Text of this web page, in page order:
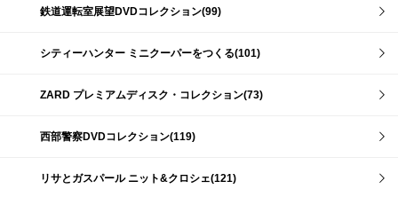
鉄道運転室展望DVDコレクション(99)
シティーハンター ミニクーパーをつくる(101)
ZARD プレミアムディスク・コレクション(73)
西部警察DVDコレクション(119)
リサとガスパール ニット&クロシェ(121)